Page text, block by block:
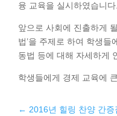
융 교육을 실시하였습니다.
앞으로 사회에 진출하게
법’을 주제로 하여 학생들
동법 등에 대해 자세하게
학생들에게 경제 교육에
← 2016년 힐링 찬양 간증